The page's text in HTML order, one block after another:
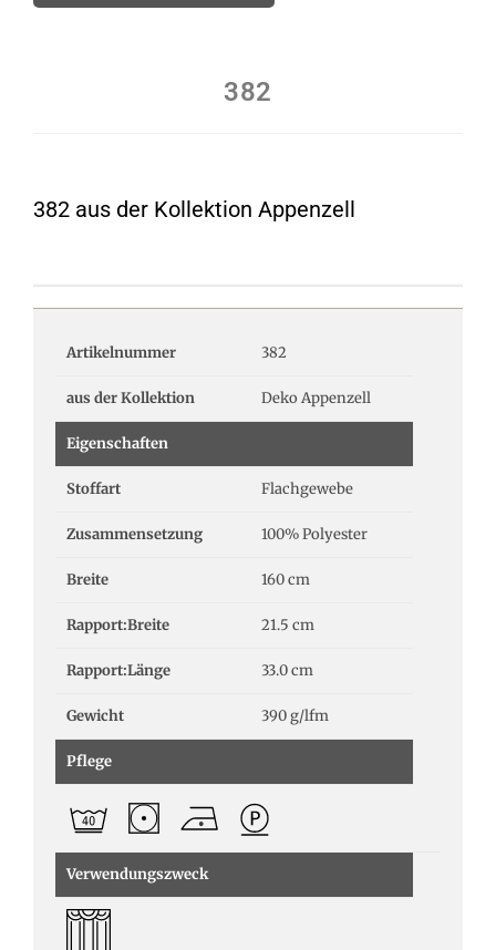
382
382 aus der Kollektion Appenzell
Artikelnummer 382
aus der Kollektion Deko Appenzell
Eigenschaften
Stoffart Flachgewebe
Zusammensetzung 100% Polyester
Breite 160 cm
Rapport:Breite 21.5 cm
Rapport:Länge 33.0 cm
Gewicht 390 g/lfm
Pflege
Verwendungszweck